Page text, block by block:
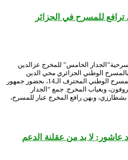
للمسرح في الجزائر
الخامس” للمخرج عزالدين
اليوم السبت 13 مارس 2021، بالمسرح الوطني الجزائري محي الدين
بشطارزي، ضمن منافسة مهرجان المسرح الوطني المحترف الـ14، بحضور جمهور
وبغياب المخرج. جمع “الجدار
وبهن رافع المخرج عبار للمسرح،
عاشور: لا بد من عقلنة الدعم